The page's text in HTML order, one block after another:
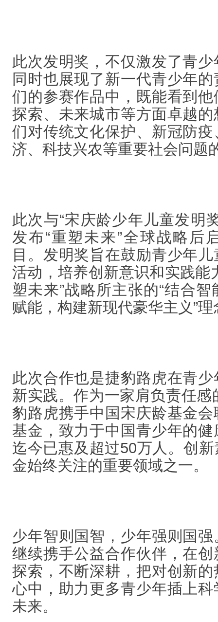
此次发明奖，不仅激发了青
同时也展现了新一代青少年
们的参赛作品中，既能看到
探索、未来城市等方面卓越
们对传统文化保护、新冠防
济、科技兴农等重要社会问题
此次与“宋庆龄少年儿童发明
发布“重塑未来”全球战略后
目。发明奖旨在鼓励青少年
活动，培养创新意识和实践能
塑未来”战略所主张的“结合
赋能，构建新现代豪华主义”
此次合作也是捷豹路虎在青
新实践。作为一家肩负责任
豹路虎携手中国宋庆龄基金
基金，致力于中国青少年的
迄今已惠及超过50万人。创
金始终关注的重要领域之一。
少年智则国智，少年强则国
继续携手公益合作伙伴，在
探索，不断深耕，把对创新
心中，助力更多青少年插上
未来。